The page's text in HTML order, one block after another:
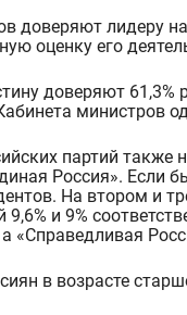
доверяют лидеру
оценку его
доверяют 61,3%
министров
партий
Россия». Если
На втором и
и 9%
«Справедливая
в возрасте